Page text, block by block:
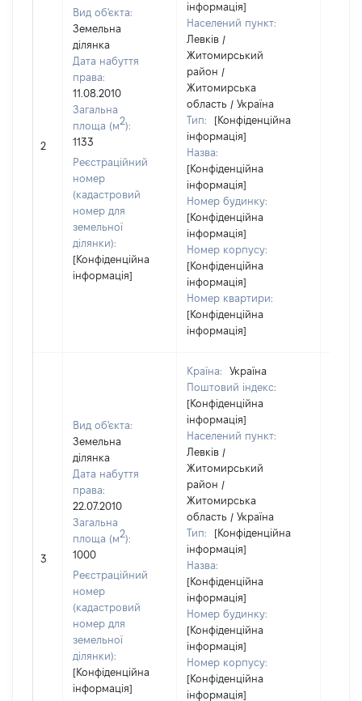
2
Вид об'єкта:
Земельна
ділянка
Дата набуття
права:
11.08.2010
Загальна
площа (м2):
1133
Реєстраційний
номер
(кадастровий
номер для
земельної
ділянки):
[Конфіденційна
інформація]
інформація]
Населений пункт:
Левків /
Житомирський
район /
Житомирська
область / Україна
Тип:
[Конфіденційна
інформація]
Назва:
[Конфіденційна
інформація]
Номер будинку:
[Конфіденційна
інформація]
Номер корпусу:
[Конфіденційна
інформація]
Номер квартири:
[Конфіденційна
інформація]
3
Вид об'єкта:
Земельна
ділянка
Дата набуття
права:
22.07.2010
Загальна
площа (м2):
1000
Реєстраційний
номер
(кадастровий
номер для
земельної
ділянки):
[Конфіденційна
інформація]
Країна:
Україна
Поштовий індекс:
[Конфіденційна
інформація]
Населений пункт:
Левків /
Житомирський
район /
Житомирська
область / Україна
Тип:
[Конфіденційна
інформація]
Назва:
[Конфіденційна
інформація]
Номер будинку:
[Конфіденційна
інформація]
Номер корпусу:
[Конфіденційна
інформація]